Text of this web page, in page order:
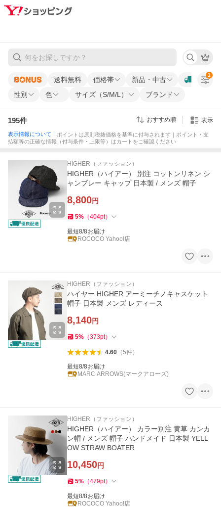
送料無料 価格帯
新品・中古
性別
色 サイズ（S/M/L） ブランド
1
195件 おすすめ順 表示
表示情報について ｜ポイントは原則税抜価格を基準に付与されます｜ポイント・支
払額等の正確な情報（付与条件・上限等）はカートをご確認ください
HIGHER（ファッション）
HIGHER（ハイアー） 別注 コットンリネン シ
ャンブレー キャップ 日本製 / メンズ 帽子
8,800円
5% （404pt）
最短8/8お届け
ROCOCO Yahoo!店
HIGHER（ファッション）
ハイヤー HIGHER アーミーチノキャスケット
帽子 日本製 メンズ レディース
8,140円
5% （373pt）
4.60（5件）
最短8/8お届け
MARC ARROWS(マークアローズ)
HIGHER（ファッション）
HIGHER（ハイアー） カラー別注 黄草 カンカ
ン帽 / メンズ 帽子 ハンドメイド 日本製 YELL
OW STRAW BOATER
10,450円
5% （479pt）
最短8/8お届け
ROCOCO Yahoo!店